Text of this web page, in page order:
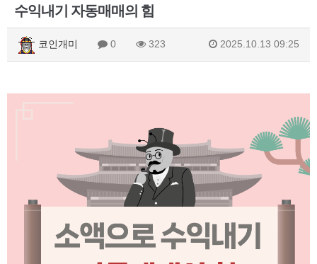
수익내기 자동매매의 힘
코인개미 0 323 2025.10.13 09:25